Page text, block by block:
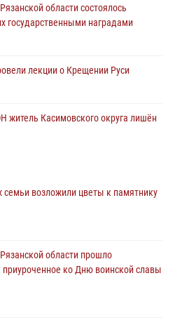
области состоялось
государственными наградами
лекции о Крещении Руси
Касимовского округа лишён
в эфире «Радио России - Рязань»
охране
СОБР, погибших при исполнении
семьи возложили цветы к памятнику
области прошло
ко Дню воинской славы